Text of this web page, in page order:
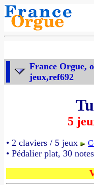
France Orgue,
jeux,ref692
5
• 2 claviers / 5 jeux
• Pédalier plat, 30 notes